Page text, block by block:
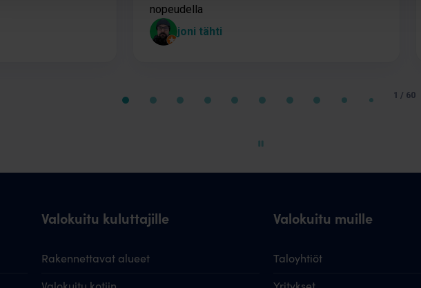
nopeudella
joni tähti
1 / 60
Valokuitu kuluttajille
Rakennettavat alueet
Valokuitu muille
Taloyhtiöt